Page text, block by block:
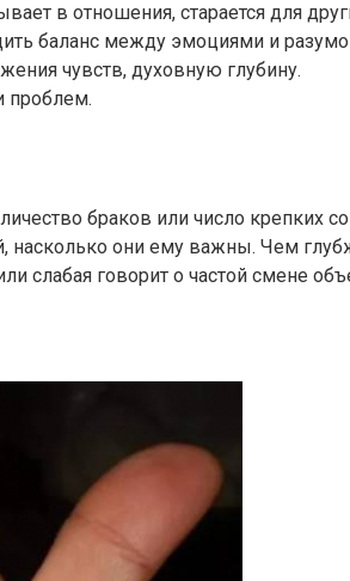
в отношения, старается для
баланс между эмоциями и
чувств, духовную глубину.
проблем.
браков или число крепких
они ему важны. Чем
слабая говорит о частой смене